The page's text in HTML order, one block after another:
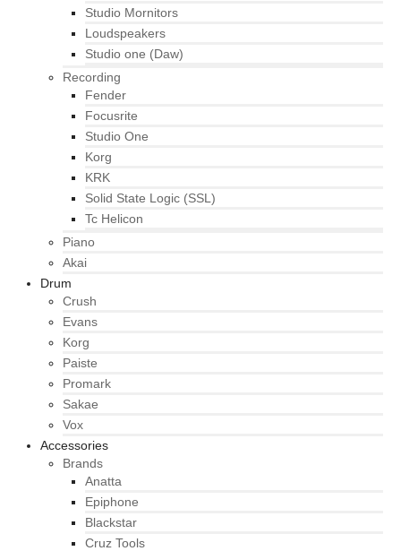
Studio Mornitors
Loudspeakers
Studio one (Daw)
Recording
Fender
Focusrite
Studio One
Korg
KRK
Solid State Logic (SSL)
Tc Helicon
Piano
Akai
Drum
Crush
Evans
Korg
Paiste
Promark
Sakae
Vox
Accessories
Brands
Anatta
Epiphone
Blackstar
Cruz Tools